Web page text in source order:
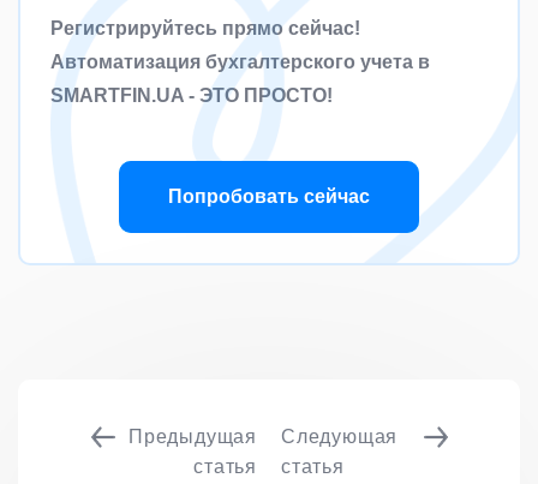
Регистрируйтесь прямо сейчас!
Автоматизация бухгалтерского учета в
SMARTFIN.UA - ЭТО ПРОСТО!
Попробовать сейчас
Предыдущая
статья
Следующая
статья